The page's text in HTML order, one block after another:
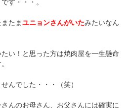
す・・・。
またまユニョンさんがいたみたいなん
い！と思った方は焼肉屋を一生懸命
んでした・・・（笑）
んのお母さん、お父さんには確実に